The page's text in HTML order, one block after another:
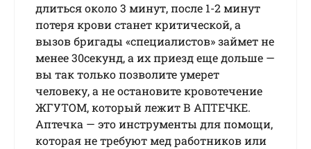
длиться около 3 минут, после 1-2 минут
потеря крови станет критической, а
вызов бригады «специалистов» займет не
менее 30секунд, а их приезд еще дольше —
вы так только позволите умерет
человеку, а не остановите кровотечение
ЖГУТОМ, который лежит В АПТЕЧКЕ.
Аптечка — это инструменты для помощи,
которая не требуют мед работников или